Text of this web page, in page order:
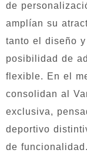
de
amplían su
tanto el diseño
posibilidad de
flexible. En el
consolidan al
exclusiva,
deportivo
de funcionalidad.